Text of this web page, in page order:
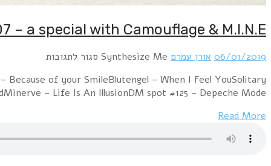
Hour 1 Rebentisch – Letzter Anblick (Super
Experiments – Nobody's